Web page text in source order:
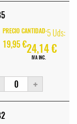
PRECIO CANTIDAD:5 Uds:
19,95 €24,14 €
IVA INC.
+